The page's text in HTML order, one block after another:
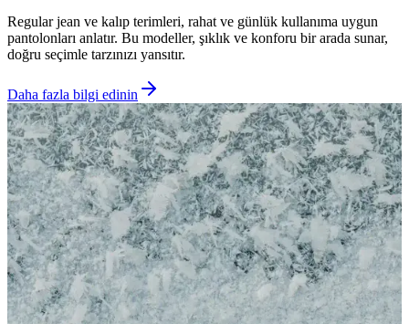
Regular jean ve kalıp terimleri, rahat ve günlük kullanıma uygun
pantolonları anlatır. Bu modeller, şıklık ve konforu bir arada sunar,
doğru seçimle tarzınızı yansıtır.
Daha fazla bilgi edinin